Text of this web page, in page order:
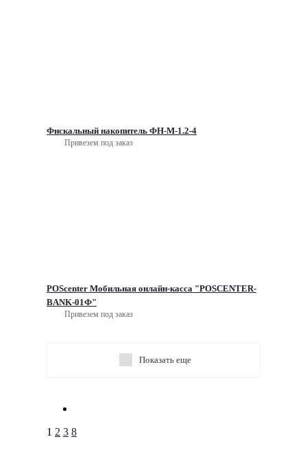
Фискальный накопитель ФН-М-1.2-4
Привезем под заказ
POScenter Мобильная онлайн-касса "POSCENTER-
BANK-01Ф"
Привезем под заказ
Показать еще
1 2 3 8